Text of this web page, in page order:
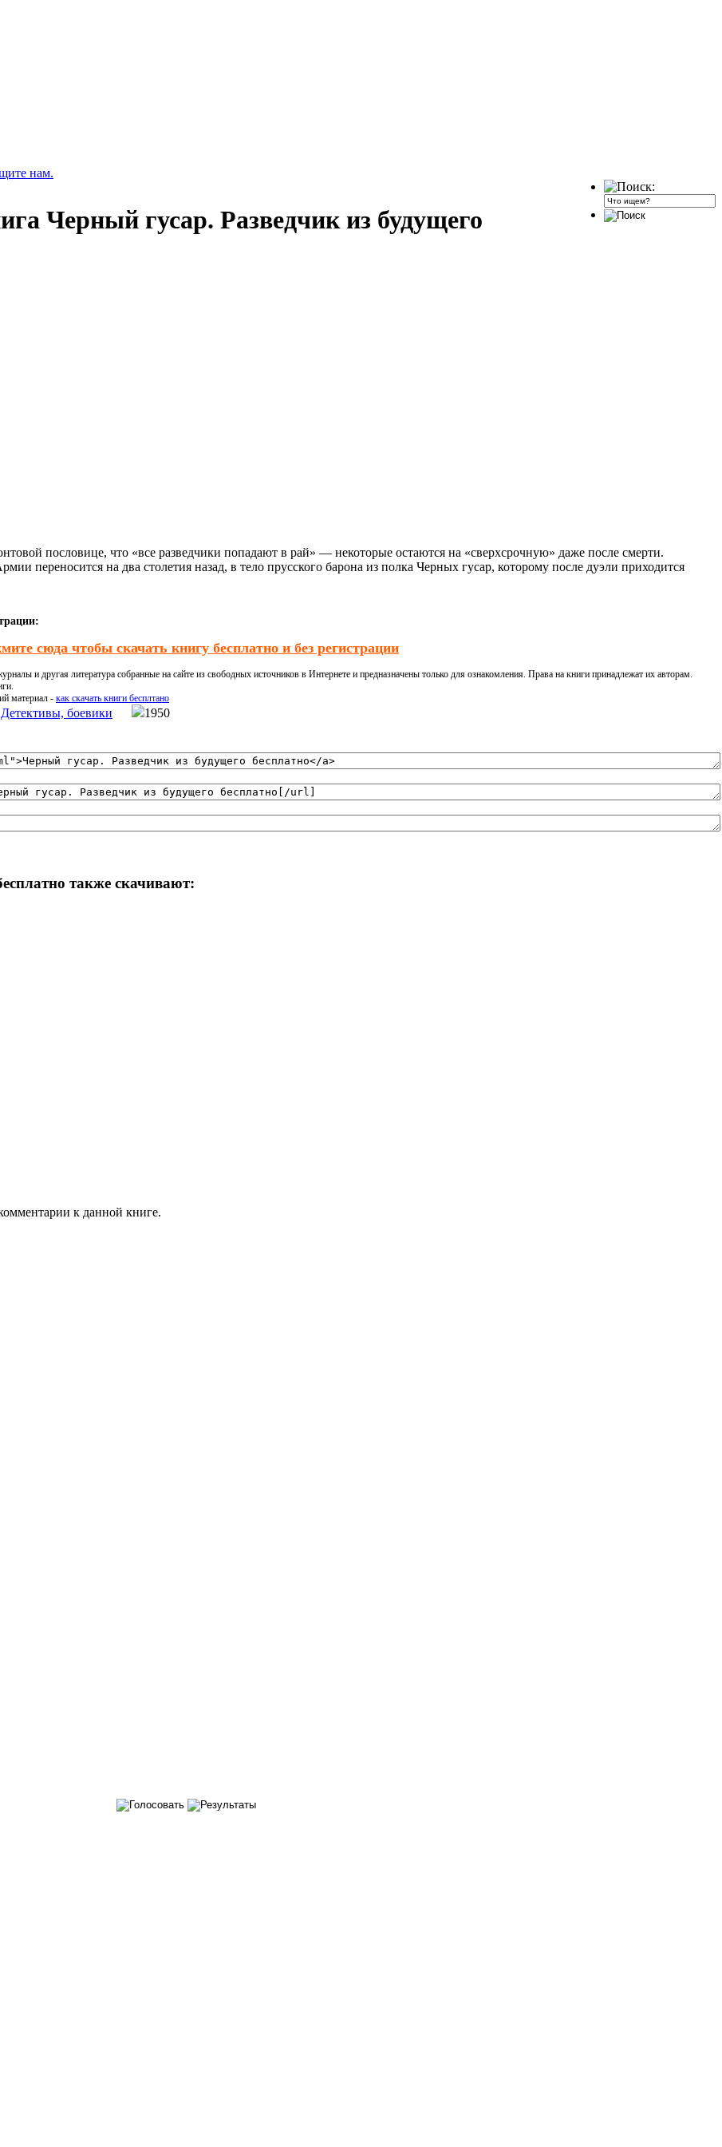
нам.
Черный гусар. Разведчик из будущего
пословице, что «все разведчики попадают в рай» — некоторые остаются на «сверхсрочную» даже после смерти.
переносится на два столетия назад, в тело прусского барона из полка Черных гусар, которому после дуэли приходится
сюда чтобы скачать книгу бесплатно и без регистрации
и другая литература собранные на сайте из свободных источников в Интернете и предназначены только для ознакомления. Права на книги принадлежат их авторам.
материал - как скачать книги бесплтано
Детективы, боевики 1950
также скачивают:
к данной книге.